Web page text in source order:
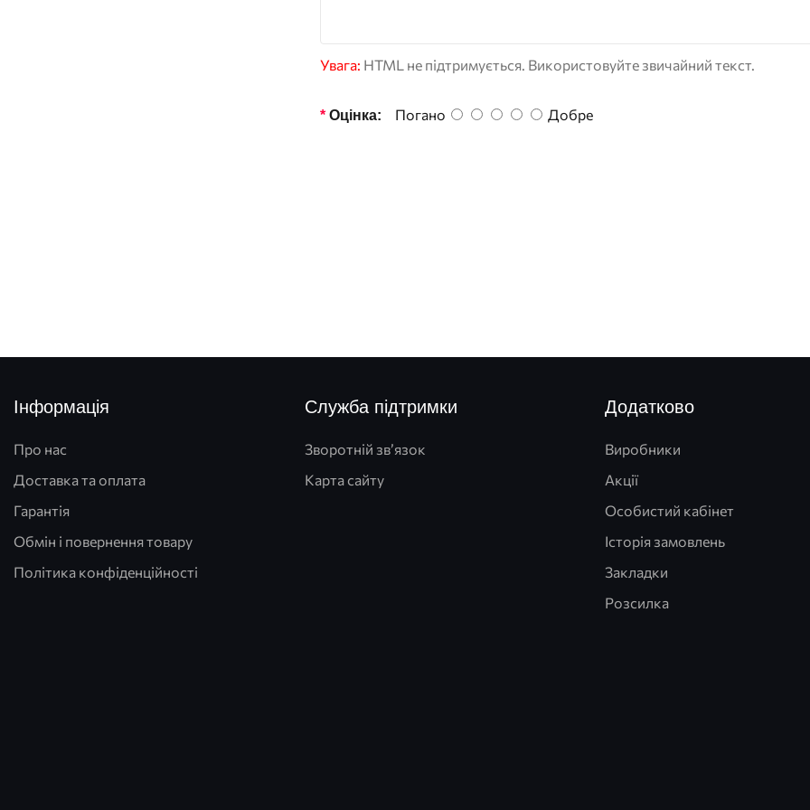
Увага: HTML не підтримується. Використовуйте звичайний текст.
Оцінка: Погано Добре
Інформація
Про нас
Доставка та оплата
Гарантія
Обмін і повернення товару
Політика конфіденційності
Служба підтримки
Зворотній зв’язок
Карта сайту
Додатково
Виробники
Акції
Особистий кабінет
Історія замовлень
Закладки
Розсилка